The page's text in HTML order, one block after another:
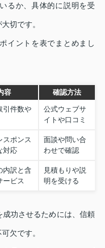
るか、具体的に説明を受
切です。
イントを表でまとめまし
容 確認方法
引件数や
公式ウェブサ
イトや口コミ
スポンス
対応
面談や問い合
わせで確認
内訳と含
ービス
見積もりや説
明を受ける
功させるためには、信頼
欠です。